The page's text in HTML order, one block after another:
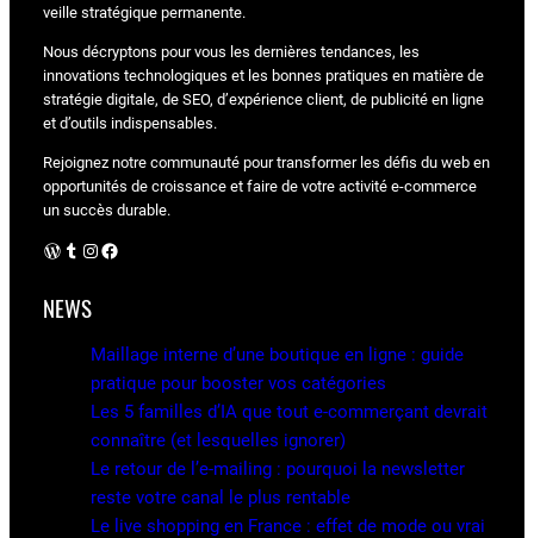
veille stratégique permanente.
Nous décryptons pour vous les dernières tendances, les
innovations technologiques et les bonnes pratiques en matière de
stratégie digitale, de SEO, d’expérience client, de publicité en ligne
et d’outils indispensables.
Rejoignez notre communauté pour transformer les défis du web en
opportunités de croissance et faire de votre activité e-commerce
un succès durable.
WordPress Instagram Facebook
NEWS
Maillage interne d’une boutique en ligne : guide
pratique pour booster vos catégories
Les 5 familles d’IA que tout e-commerçant devrait
connaître (et lesquelles ignorer)
Le retour de l’e-mailing : pourquoi la newsletter
reste votre canal le plus rentable
Le live shopping en France : effet de mode ou vrai